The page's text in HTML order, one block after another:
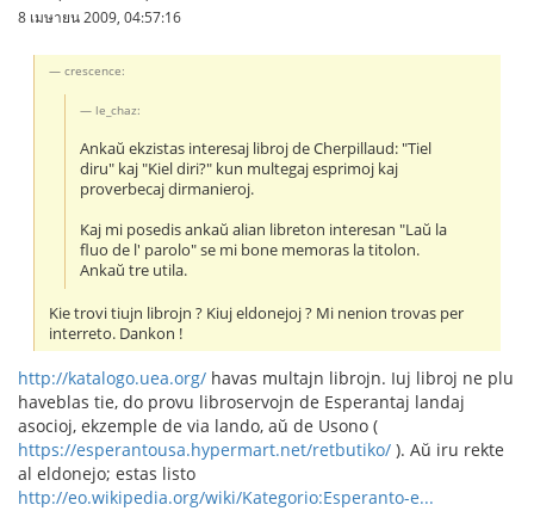
8 เมษายน 2009, 04:57:16
crescence:
le_chaz:
Ankaŭ ekzistas interesaj libroj de Cherpillaud: "Tiel
diru" kaj "Kiel diri?" kun multegaj esprimoj kaj
proverbecaj dirmanieroj.
Kaj mi posedis ankaŭ alian libreton interesan "Laŭ la
fluo de l' parolo" se mi bone memoras la titolon.
Ankaŭ tre utila.
Kie trovi tiujn librojn ? Kiuj eldonejoj ? Mi nenion trovas per
interreto. Dankon !
http://katalogo.uea.org/ havas multajn librojn. Iuj libroj ne plu
haveblas tie, do provu libroservojn de Esperantaj landaj
asocioj, ekzemple de via lando, aŭ de Usono (
https://esperantousa.hypermart.net/retbutiko/ ). Aŭ iru rekte
al eldonejo; estas listo
http://eo.wikipedia.org/wiki/Kategorio:Esperanto-e...